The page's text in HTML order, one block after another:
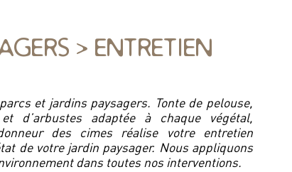
> ENTRETIEN
et jardins paysagers. Tonte de pelouse,
d’arbustes adaptée à chaque végétal,
des cimes réalise votre entretien
de votre jardin paysager. Nous appliquons
dans toutes nos interventions.